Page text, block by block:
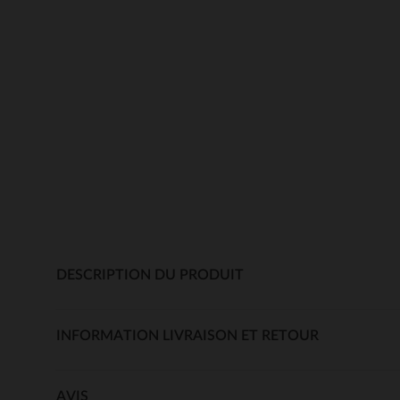
DESCRIPTION DU PRODUIT
INFORMATION LIVRAISON ET RETOUR
AVIS